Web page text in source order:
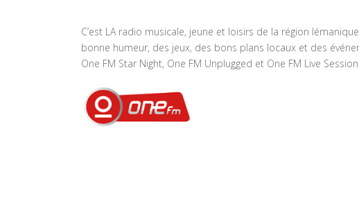
C’est LA radio musicale, jeune et loisirs de la région
bonne humeur, des jeux, des bons plans locaux et des
One FM Star Night, One FM Unplugged et One FM Live Session.